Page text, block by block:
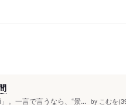
。一言で言うなら、“景... by こむを